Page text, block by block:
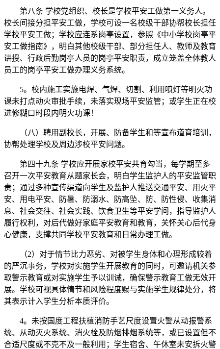
第八条 学校党组织、校长是学校平安工做第一义务人。
校长间接分担平安工做，学校可设一名校级干部协帮校长担任
学校平安工做；学校应连系岗亭设置，参照《中小学校岗亭平
安工做指南》，明白其他校级干部、部分担任人、教师及教育
讲授、行政后勤岗亭人员的岗亭平安职责，成立笼盖全体教人
员工的岗亭平安工做办理义务系统。
5。校内施工实施电焊、气焊、切割、利用喷灯等明火功
课未打点动火审批手续，未落实现场平安监管；或学生正在校
进修糊口时段内明火功课！
（八）聘用副校长，开展、防备学生和等宣布道育培训，
协帮处理学校及周边涉校平安问题。
第四十九条 学校应开展家校平安共育勾当，每学期至多
召开一次平安教育从题家长会，明白学生监护人的平安监管职
责；通过多种宣传渠道向学生及监护人推送交通平安、用火平
安、用电平安、防暑、防溺水、防高坠、防、防性侵、收集消
息、社会交往、社会实践、饮食卫生等平安学问，指导监护人
履行权利，对后代做好家庭平安教育和教育，关怀关心后代身
心健康，支撑共同学校平安教育和日常办理工做。
（2）对于情节比力恶劣、对被学生身体和心理形成较着
的严沉事务，学校对实施学生开展教育的同时，可邀请机关参
取警示教育或对实施学生予以训诫，确保警示教育工做无效开
展。学校可视具体情节和风险程度赐与实施学生规律处分，将
其表示计入学生分析本质评价。
4。未按国度工程扶植消防手艺尺度设置火警从动报警系
统、从动灭火系统、消火栓及防烟排烟系统等，或已设置但不
合适尺度或不克不及一般利用；学生宿舍、午休室未安拆火警